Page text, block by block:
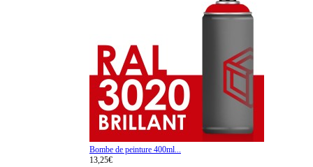
Bombe de peinture 400ml...
13,25€